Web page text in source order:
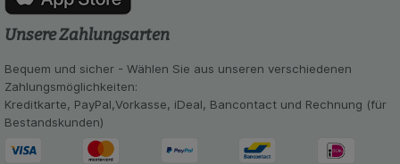
Statistik & Tracking:
Informationen über die Art und Weise der Nutzung
unserer Website sammeln, mit deren Hilfe wir
unsere Website weiter für Sie optimieren können,
den Inhalt auf unserer Website aber auch die
Werbung auf Drittseiten möglichst relevant für Sie
zu gestalten. Bitte beachten Sie, dass Daten
hierfür teilweise an Dritte wie z.B. Google oder
Unsere Zahlungsarten
Bequem und sicher - Wählen Sie aus unseren verschiedenen
Zahlungsmöglichkeiten:
Kreditkarte, PayPal,Vorkasse, iDeal, Bancontact und Rechnung (für
Bestandskunden)